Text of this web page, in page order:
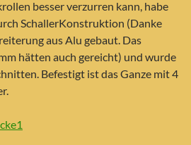
besser verzurren kann, habe
SchallerKonstruktion (Danke
aus Alu gebaut. Das
hätten auch gereicht) und wurde
Befestigt ist das Ganze mit 4